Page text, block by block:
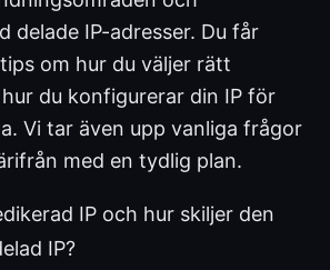
delade IP-adresser. Du får
om hur du väljer rätt
du konfigurerar din IP för
Vi tar även upp vanliga frågor
med en tydlig plan.
IP och hur skiljer den
IP?